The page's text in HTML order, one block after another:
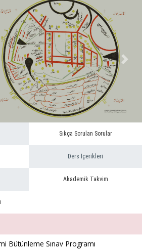
Sıkça Sorulan Sorular
Ders İçerikleri
Akademik Takvim
Bütünleme Sınav Programı